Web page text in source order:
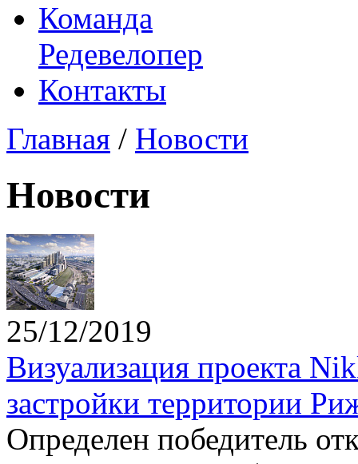
Команда
Редевелопер
Контакты
Главная / Новости
Новости
25/12/2019
Визуализация проекта
застройки территории
Определен победитель